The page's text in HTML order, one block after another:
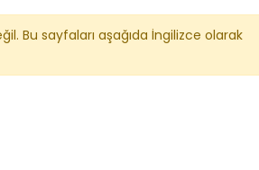
Bu sayfaları aşağıda İngilizce olarak